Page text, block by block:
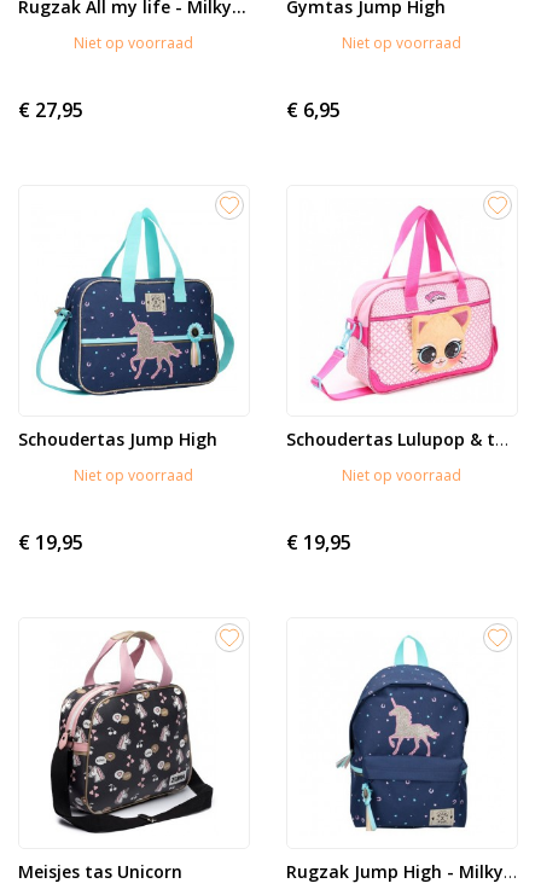
Rugzak All my life - Milky...
Niet op voorraad
€ 27,95
Gymtas Jump High
Niet op voorraad
€ 6,95
Schoudertas Jump High
Niet op voorraad
€ 19,95
Schoudertas Lulupop & the...
Niet op voorraad
€ 19,95
Meisjes tas Unicorn Rugzak Jump High - Milky Kiss